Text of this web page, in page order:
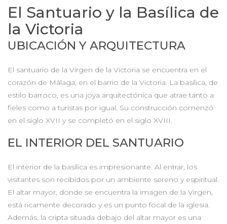
El Santuario y la Basílica de
la Victoria
UBICACIÓN Y ARQUITECTURA
El santuario de la Virgen de la Victoria se encuentra en el
corazón de Málaga, en el barrio de la Victoria. La basílica, de
estilo barroco, es una joya arquitectónica que atrae tanto a
fieles como a turistas por igual. Su construcción comenzó
en el siglo XVII y se completó en el siglo XVIII.
EL INTERIOR DEL SANTUARIO
El interior de la basílica es impresionante. Al entrar, los
visitantes son recibidos por un ambiente sereno y espiritual.
El altar mayor, donde se encuentra la imagen de la Virgen,
está ricamente decorado y es un punto focal de la iglesia.
Además, la cripta situada debajo del altar mayor es una